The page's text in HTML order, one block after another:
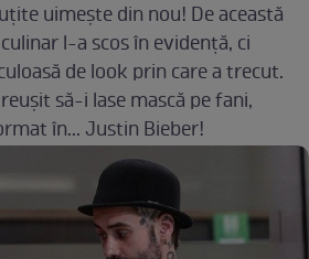
uimește din nou! De această
l-a scos în evidență, ci
de look prin care a trecut.
să-i lase mască pe fani,
în... Justin Bieber!